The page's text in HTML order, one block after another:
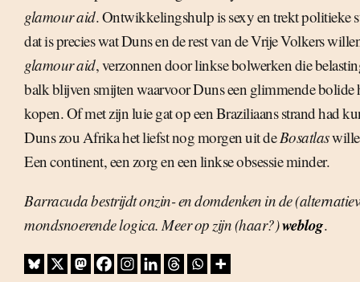
glamour aid. Ontwikkelingshulp is sexy en trekt politieke
dat is precies wat Duns en de rest van de Vrije Volkers
glamour aid, verzonnen door linkse bolwerken die
balk blijven smijten waarvoor Duns een glimmende bolide
kopen. Of met zijn luie gat op een Braziliaans strand had
Duns zou Afrika het liefst nog morgen uit deBosatlas
Een continent, een zorg en een linkse obsessie minder.
Barracuda bestrijdt onzin- en domdenken in de
mondsnoerende logica. Meer op zijn (haar?)weblog.